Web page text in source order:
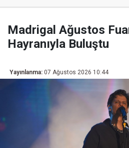
Madrigal Ağustos
Hayranıyla Buluştu
Yayınlanma: 07 Ağustos 2026 10:44